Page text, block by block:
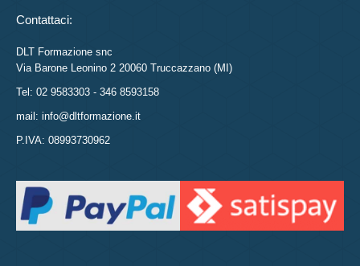
Contattaci:
DLT Formazione snc
Via Barone Leonino 2 20060 Truccazzano (MI)
Tel: 02 9583303 - 346 8593158
mail: info@dltformazione.it
P.IVA: 08993730962